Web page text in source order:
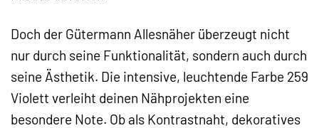
Doch der Gütermann Allesnäher überzeugt nicht
nur durch seine Funktionalität, sondern auch durch
seine Ästhetik. Die intensive, leuchtende Farbe 259
Violett verleiht deinen Nähprojekten eine
besondere Note. Ob als Kontrastnaht, dekoratives